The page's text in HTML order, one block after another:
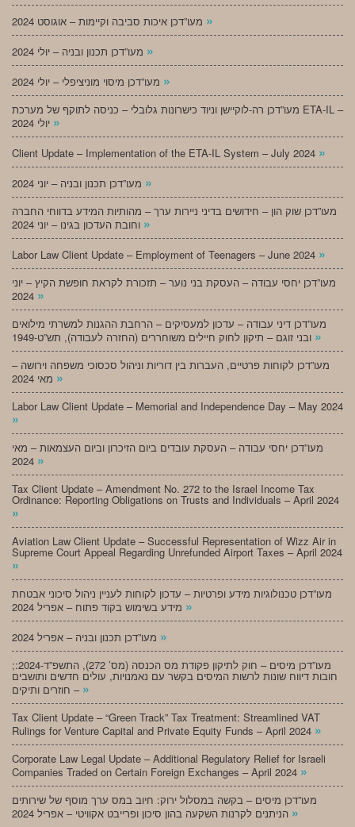
»
»
»
מעו”דכן רה-לוקיישן וניוד כישרונות גלובלי – כניסה לתוקף של מערכת ETA-IL –
»
Client Update – Implementation of the ETA-IL System – July 2024 »
»
מעו”דכן שוק הון – חידושים בדיני ניירות ערך – מהותיות המידע בדווחי החברה
»
Labor Law Client Update – Employment of Teenagers – June 2024 »
מעו”דכן יחסי עבודה – העסקת בני נוער – תזכורת לקראת חופשת הקיץ – יוני
»
מעו”דכן דיני עבודה – עדכון למעסיקים – הרחבת ההגנות למשרתי מילואים
»
מעו”דכן לקוחות פרטיים, העברות בין דוריות וניהול סכסוכי משפחה וירושה –
»
Labor Law Client Update – Memorial and Independence Day – May 2024
»
מעו”דכן יחסי עבודה – העסקת עובדים ביום הזיכרון וביום העצמאות – מאי
»
Tax Client Update – Amendment No. 272 to the Israel Income Tax
Ordinance: Reporting Obligations on Trusts and Individuals – April 2024
»
Aviation Law Client Update – Successful Representation of Wizz Air in
Supreme Court Appeal Regarding Unrefunded Airport Taxes – April 2024
»
מעו”דכן טכנולוגיות מידע ופרטיות – עדכון לקוחות לעניין ניהול סיכוני אבטחת
»
»
;מעו”דכן מיסים – חוק לתיקון פקודת מס הכנסה (מס’ 272), התשפ”ד-2024:
חובות דיווח שונות לרשות המיסים בקשר עם נאמנויות, עולים חדשים ותושבים
חוזרים ותיקים – »
Tax Client Update – “Green Track” Tax Treatment: Streamlined VAT
Rulings for Venture Capital and Private Equity Funds – April 2024 »
Corporate Law Legal Update – Additional Regulatory Relief for Israeli
Companies Traded on Certain Foreign Exchanges – April 2024 »
מעו”דכן מיסים – בקשה במסלול ירוק: חיוב במס ערך מוסף של שירותים
»